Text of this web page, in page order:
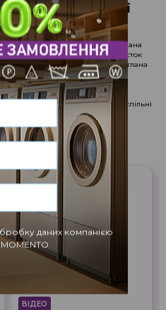
репутація" зі
спільного проекту “Незаплямована
керуючий партнер мережі хімчисток
OSCAR Dry Clean Studio Світлана
з колегами та
не вдалось домовитись про спільні
девізом слід користуватися
ВІДЕО
даних компанією